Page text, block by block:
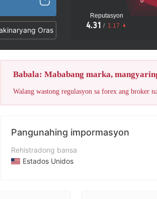
Oras
Reputasyon
4.31 / 1.17
Ang
Babala: Mababang marka,
Walang wastong regulasyon sa forex ang broker
Pangunahing impormasyon
Rehistradong bansa
Estados Unidos